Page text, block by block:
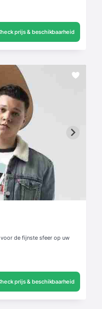
prijs & beschikbaarheid
de fijnste sfeer op uw
prijs & beschikbaarheid